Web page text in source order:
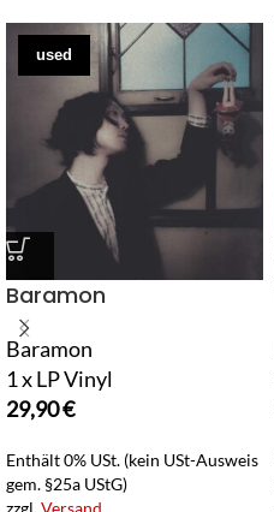
used
Baramon
Baramon
1 x LP Vinyl
29,90€
Enthält 0% USt. (kein USt-Ausweis
gem. §25a UStG)
zzgl.Versand